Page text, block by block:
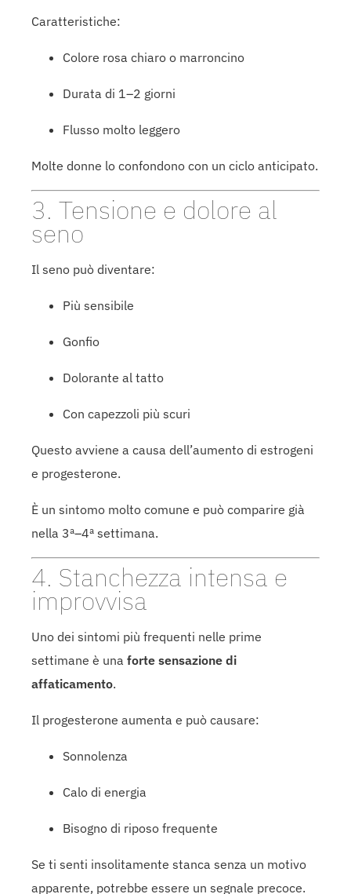
Caratteristiche:
Colore rosa chiaro o marroncino
Durata di 1–2 giorni
Flusso molto leggero
Molte donne lo confondono con un ciclo anticipato.
3. Tensione e dolore al
seno
Il seno può diventare:
Più sensibile
Gonfio
Dolorante al tatto
Con capezzoli più scuri
Questo avviene a causa dell’aumento di estrogeni
e progesterone.
È un sintomo molto comune e può comparire già
nella 3ª–4ª settimana.
4. Stanchezza intensa e
improvvisa
Uno dei sintomi più frequenti nelle prime
settimane è una forte sensazione di
affaticamento.
Il progesterone aumenta e può causare:
Sonnolenza
Calo di energia
Bisogno di riposo frequente
Se ti senti insolitamente stanca senza un motivo
apparente, potrebbe essere un segnale precoce.